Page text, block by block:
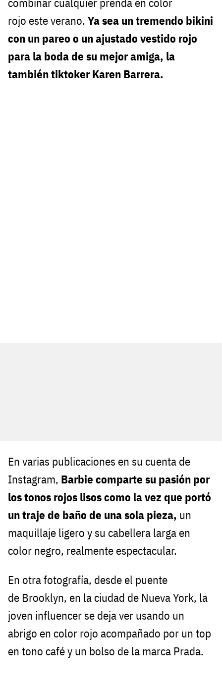
combinar cualquier prenda en color
rojo este verano. Ya sea un tremendo bikini
con un pareo o un ajustado vestido rojo
para la boda de su mejor amiga, la
también tiktoker Karen Barrera.
En varias publicaciones en su cuenta de
Instagram, Barbie comparte su pasión por
los tonos rojos lisos como la vez que portó
un traje de baño de una sola pieza, un
maquillaje ligero y su cabellera larga en
color negro, realmente espectacular.
En otra fotografía, desde el puente
de Brooklyn, en la ciudad de Nueva York, la
joven influencer se deja ver usando un
abrigo en color rojo acompañado por un top
en tono café y un bolso de la marca Prada.